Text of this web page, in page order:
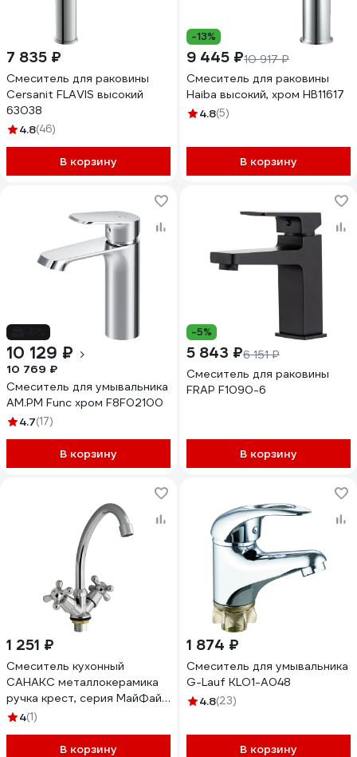
7 835 ₽
Смеситель для раковины
Cersanit FLAVIS высокий
63038
4.8(46)
В корзину
-13%
9 445 ₽10 917 ₽
Смеситель для раковины
Haiba высокий, хром HB11617
4.8(5)
В корзину
10 129 ₽
10 769 ₽
Смеситель для умывальника
AM.PM Func хром F8F02100
4.7(17)
В корзину
-5%
5 843 ₽6 151 ₽
Смеситель для раковины
FRAP F1090-6
В корзину
1 251 ₽
Смеситель кухонный
САНАКС металлокерамика
ручка крест, серия МайФайр
87305
4(1)
В корзину
1 874 ₽
Смеситель для умывальника
G-Lauf KLO1-A048
4.8(23)
В корзину